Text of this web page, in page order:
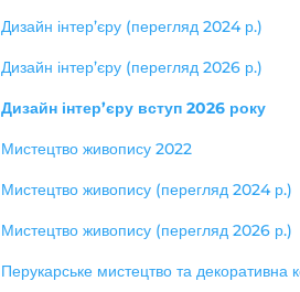
Дизайн інтер’єру (перегляд 2024 р.)
Дизайн інтер’єру (перегляд 2026 р.)
Дизайн інтер’єру вступ 2026 року
Мистецтво живопису 2022
Мистецтво живопису (перегляд 2024 р.)
Мистецтво живопису (перегляд 2026 р.)
Перукарське мистецтво та декоративна